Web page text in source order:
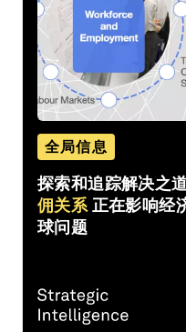
全局信息
探索和追踪解决之
佣关系 正在影响经
球问题